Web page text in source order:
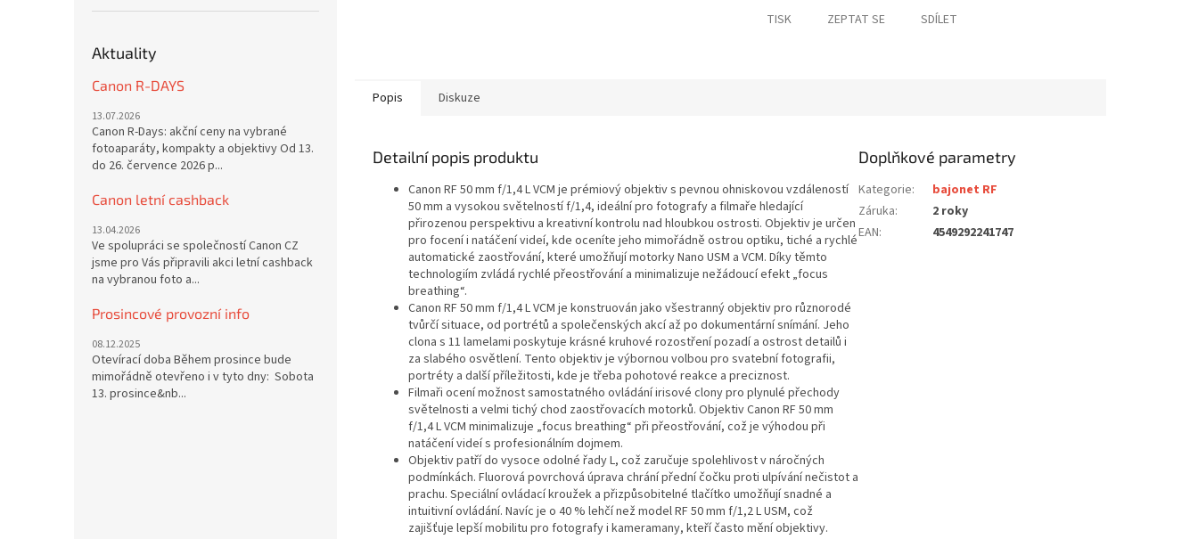
Aktuality
Canon R-DAYS
13.07.2026
Canon R-Days: akční ceny na vybrané
fotoaparáty, kompakty a objektivy Od 13.
do 26. července 2026 p...
Canon letní cashback
13.04.2026
Ve spolupráci se společností Canon CZ
jsme pro Vás připravili akci letní cashback
na vybranou foto a...
Prosincové provozní info
08.12.2025
Otevírací doba Během prosince bude
mimořádně otevřeno i v tyto dny: Sobota
13. prosince&nb...
TISK ZEPTAT SE SDÍLET
Popis Diskuze
Detailní popis produktu
Canon RF 50 mm f/1,4 L VCM je prémiový objektiv s pevnou ohniskovou vzdáleností
50 mm a vysokou světelností f/1,4, ideální pro fotografy a filmaře hledající
přirozenou perspektivu a kreativní kontrolu nad hloubkou ostrosti. Objektiv je určen
pro focení i natáčení videí, kde oceníte jeho mimořádně ostrou optiku, tiché a rychlé
automatické zaostřování, které umožňují motorky Nano USM a VCM. Díky těmto
technologiím zvládá rychlé přeostřování a minimalizuje nežádoucí efekt „focus
breathing“.
Canon RF 50 mm f/1,4 L VCM je konstruován jako všestranný objektiv pro různorodé
tvůrčí situace, od portrétů a společenských akcí až po dokumentární snímání. Jeho
clona s 11 lamelami poskytuje krásné kruhové rozostření pozadí a ostrost detailů i
za slabého osvětlení. Tento objektiv je výbornou volbou pro svatební fotografii,
portréty a další příležitosti, kde je třeba pohotové reakce a preciznost.
Filmaři ocení možnost samostatného ovládání irisové clony pro plynulé přechody
světelnosti a velmi tichý chod zaostřovacích motorků. Objektiv Canon RF 50 mm
f/1,4 L VCM minimalizuje „focus breathing“ při přeostřování, což je výhodou při
natáčení videí s profesionálním dojmem.
Objektiv patří do vysoce odolné řady L, což zaručuje spolehlivost v náročných
podmínkách. Fluorová povrchová úprava chrání přední čočku proti ulpívání nečistot a
prachu. Speciální ovládací kroužek a přizpůsobitelné tlačítko umožňují snadné a
intuitivní ovládání. Navíc je o 40 % lehčí než model RF 50 mm f/1,2 L USM, což
zajišťuje lepší mobilitu pro fotografy i kameramany, kteří často mění objektivy.
Doplňkové parametry
Kategorie:
bajonet RF
Záruka:
2 roky
EAN: 4549292241747